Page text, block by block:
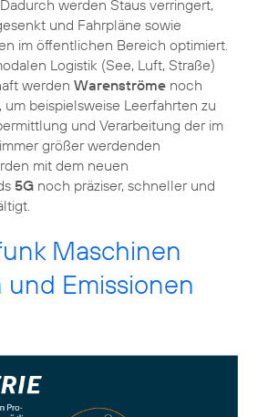
werden Staus verringert,
und Fahrpläne sowie
im öffentlichen Bereich optimiert.
Logistik (See, Luft, Straße)
werden Warenströme noch
um beispielsweise Leerfahrten zu
und Verarbeitung der im
größer werdenden
mit dem neuen
5G noch präziser, schneller und
Maschinen
Emissionen